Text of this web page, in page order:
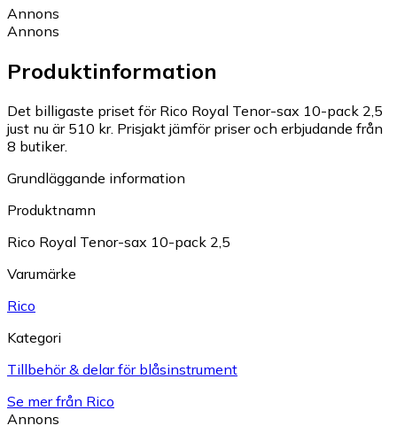
Annons
Annons
Produktinformation
Det billigaste priset för Rico Royal Tenor-sax 10-pack 2,5
just nu är 510 kr. Prisjakt jämför priser och erbjudande från
8 butiker.
Grundläggande information
Produktnamn
Rico Royal Tenor-sax 10-pack 2,5
Varumärke
Rico
Kategori
Tillbehör & delar för blåsinstrument
Se mer från Rico
Annons